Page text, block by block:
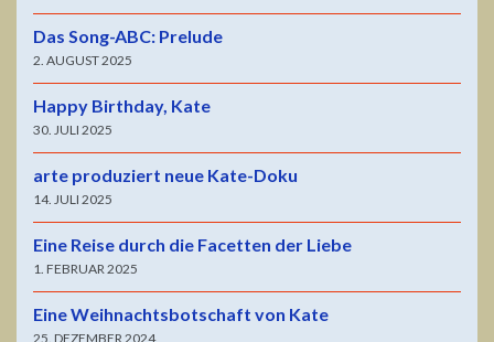
Das Song-ABC: Prelude
2. AUGUST 2025
Happy Birthday, Kate
30. JULI 2025
arte produziert neue Kate-Doku
14. JULI 2025
Eine Reise durch die Facetten der Liebe
1. FEBRUAR 2025
Eine Weihnachtsbotschaft von Kate
25. DEZEMBER 2024